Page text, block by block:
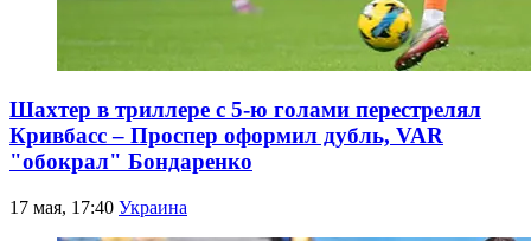
Шахтер в триллере с 5-ю голами перестрелял
Кривбасс – Проспер оформил дубль, VAR
"обокрал" Бондаренко
17 мая, 17:40 Украина